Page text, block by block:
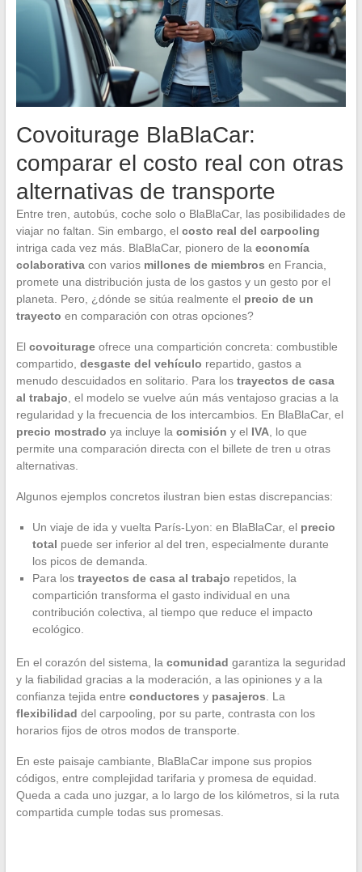
Covoiturage BlaBlaCar:
comparar el costo real con otras
alternativas de transporte
Entre tren, autobús, coche solo o BlaBlaCar, las posibilidades de
viajar no faltan. Sin embargo, el costo real del carpooling
intriga cada vez más. BlaBlaCar, pionero de la economía
colaborativacon varios millones de miembros en Francia,
promete una distribución justa de los gastos y un gesto por el
planeta. Pero, ¿dónde se sitúa realmente el precio de un
trayecto en comparación con otras opciones?
El covoiturageofrece una compartición concreta: combustible
compartido, desgaste del vehículo repartido, gastos a
menudo descuidados en solitario. Para los trayectos de casa
al trabajo , el modelo se vuelve aún más ventajoso gracias a la
regularidad y la frecuencia de los intercambios. En BlaBlaCar, el
precio mostrado ya incluye la comisión y el IVA, lo que
permite una comparación directa con el billete de tren u otras
alternativas.
Algunos ejemplos concretos ilustran bien estas discrepancias:
Un viaje de ida y vuelta París-Lyon: en BlaBlaCar, el precio
total puede ser inferior al del tren, especialmente durante
los picos de demanda.
Para los trayectos de casa al trabajo repetidos, la
compartición transforma el gasto individual en una
contribución colectiva, al tiempo que reduce el impacto
ecológico.
En el corazón del sistema, la comunidad garantiza la seguridad
y la fiabilidad gracias a la moderación, a las opiniones y a la
confianza tejida entre conductores y pasajeros . La
flexibilidad del carpooling, por su parte, contrasta con los
horarios fijos de otros modos de transporte.
En este paisaje cambiante, BlaBlaCar impone sus propios
códigos, entre complejidad tarifaria y promesa de equidad.
Queda a cada uno juzgar, a lo largo de los kilómetros, si la ruta
compartida cumple todas sus promesas.